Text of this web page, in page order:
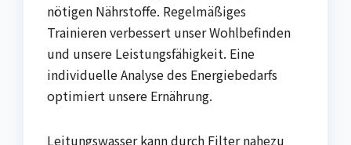
nötigen Nährstoffe. Regelmäßiges
Trainieren verbessert unser Wohlbefinden
und unsere Leistungsfähigkeit. Eine
individuelle Analyse des Energiebedarfs
optimiert unsere Ernährung.
Leitungswasser kann durch Filter nahezu